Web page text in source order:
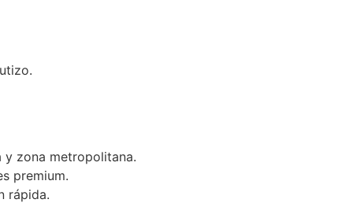
y zona metropolitana.
premium.
rápida.